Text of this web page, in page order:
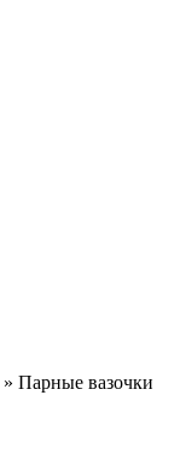
» Парные вазочки